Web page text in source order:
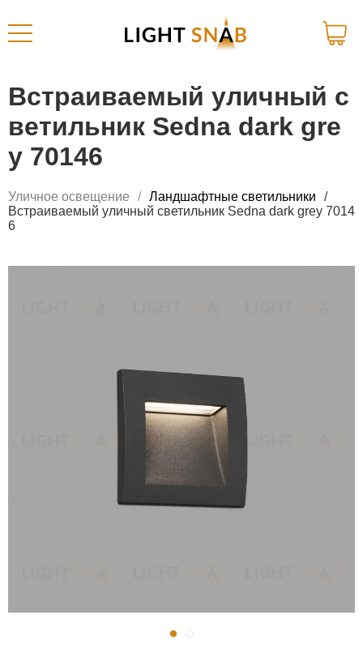
Встраиваемый уличный с
ветильник Sedna dark gre
y 70146
Уличное освещение
Ландшафтные светильники
Встраиваемый уличный светильник Sedna dark grey 7014
6